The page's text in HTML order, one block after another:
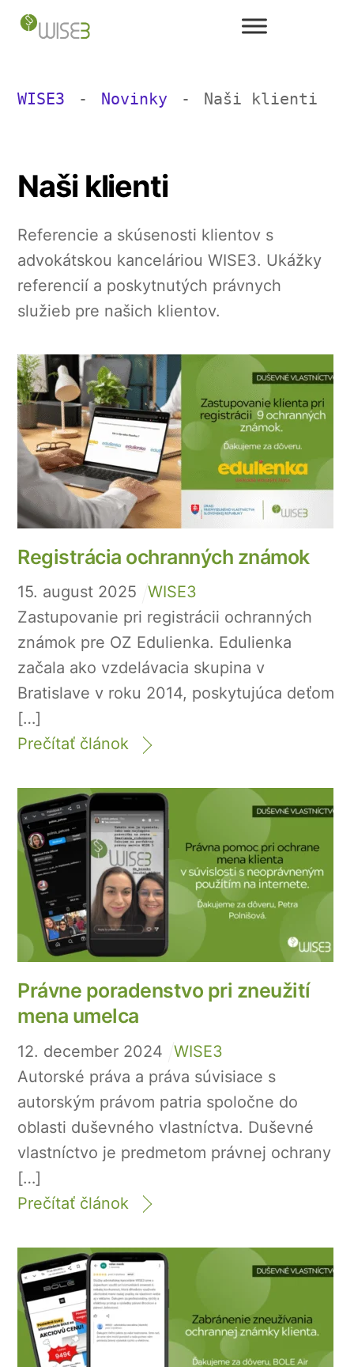
Skip
WISE3
Novinky Naši klienti
Naši klienti
Referencie a skúsenosti klientov s
advokátskou kanceláriou WISE3. Ukážky
referencií a poskytnutých právnych
služieb pre našich klientov.
Registrácia ochranných známok
15. august 2025
WISE3
Zastupovanie pri registrácii ochranných
známok pre OZ Edulienka. Edulienka
začala ako vzdelávacia skupina v
Bratislave v roku 2014, poskytujúca deťom
[…]
Prečítať článok
Právne poradenstvo pri zneužití
mena umelca
12. december 2024
WISE3
Autorské práva a práva súvisiace s
autorským právom patria spoločne do
oblasti duševného vlastníctva. Duševné
vlastníctvo je predmetom právnej ochrany
[…]
Prečítať článok